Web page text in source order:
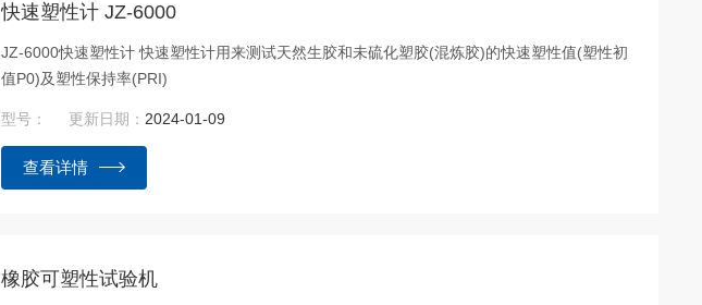
快速塑性计 JZ-6000
JZ-6000快速塑性计 快速塑性计用来测试天然生胶和未硫化塑胶(混炼胶)的快速塑性值(塑性初
值P0)及塑性保持率(PRI)
型号： 更新日期： 2024-01-09
查看详情
橡胶可塑性试验机